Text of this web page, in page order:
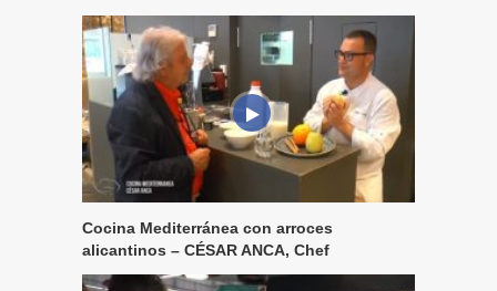
Cocina Mediterránea con arroces
alicantinos – CÉSAR ANCA, Chef